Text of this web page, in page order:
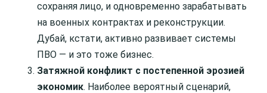
сохраняя лицо, и одновременно зарабатывать
на военных контрактах и реконструкции.
Дубай, кстати, активно развивает системы
ПВО — и это тоже бизнес.
Затяжной конфликт с постепенной эрозией
экономик. Наиболее вероятный сценарий,